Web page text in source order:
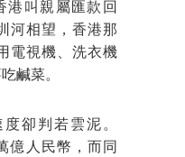
港叫親屬匯款回
河相望，香港那
電視機、洗衣機
鹹菜。
卻判若雲泥。
億人民幣，而同